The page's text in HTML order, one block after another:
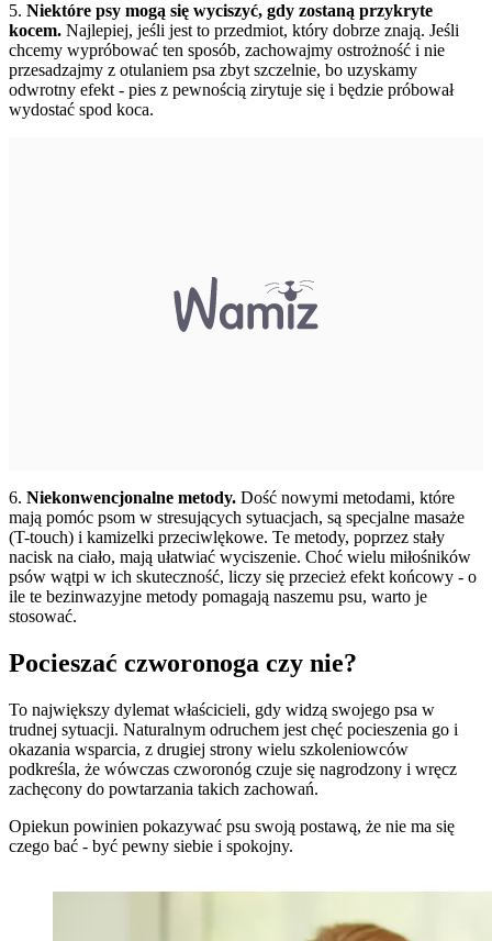
5. Niektóre psy mogą się wyciszyć, gdy zostaną przykryte
kocem. Najlepiej, jeśli jest to przedmiot, który dobrze znają. Jeśli
chcemy wypróbować ten sposób, zachowajmy ostrożność i nie
przesadzajmy z otulaniem psa zbyt szczelnie, bo uzyskamy
odwrotny efekt - pies z pewnością zirytuje się i będzie próbował
wydostać spod koca.
6. Niekonwencjonalne metody. Dość nowymi metodami, które
mają pomóc psom w stresujących sytuacjach, są specjalne masaże
(T-touch) i kamizelki przeciwlękowe. Te metody, poprzez stały
nacisk na ciało, mają ułatwiać wyciszenie. Choć wielu miłośników
psów wątpi w ich skuteczność, liczy się przecież efekt końcowy - o
ile te bezinwazyjne metody pomagają naszemu psu, warto je
stosować.
Pocieszać czworonoga czy nie?
To największy dylemat właścicieli, gdy widzą swojego psa w
trudnej sytuacji. Naturalnym odruchem jest chęć pocieszenia go i
okazania wsparcia, z drugiej strony wielu szkoleniowców
podkreśla, że wówczas czworonóg czuje się nagrodzony i wręcz
zachęcony do powtarzania takich zachowań.
Opiekun powinien pokazywać psu swoją postawą, że nie ma się
czego bać - być pewny siebie i spokojny.